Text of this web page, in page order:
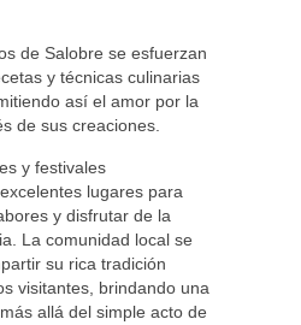
de Salobre se esfuerzan
y técnicas culinarias
así el amor por la
de sus creaciones.
y festivales
lugares para
y disfrutar de la
La comunidad local se
su rica tradición
visitantes, brindando una
allá del simple acto de